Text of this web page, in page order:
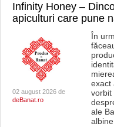
Infinity Honey –
apiculturi care pune
02 august 2026 de
deBanat.ro
În
exact
vorbit
ale
albine